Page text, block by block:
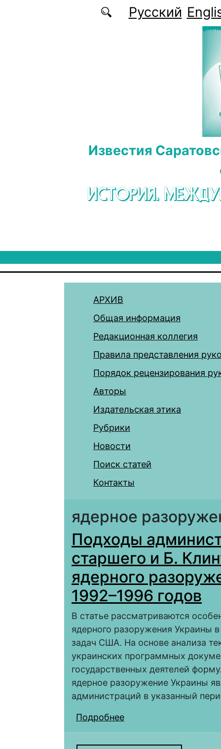
Перейти к основному содержаниюРусский
Известия
ИСТОРИЯ.
АРХИВ
Общая информация
Редакционная коллегия
Правила представления
Порядок рецензирования
Авторы
Издательская этика
Рубрики
Новости
Поиск статей
Контакты
ядерное
Подходы
старшего и Б.
ядерного
1992–1996 годов
В статье рассматриваются
ядерного разоружения Украины
задач США. На основе анализа
украинских программных
государственных деятелей
ядерное разоружение Украины
администраций в указанный
Подробнее
годов